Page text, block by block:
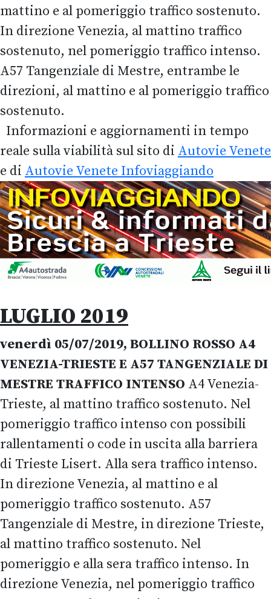
mattino e al pomeriggio traffico sostenuto.
In direzione Venezia, al mattino traffico
sostenuto, nel pomeriggio traffico intenso.
A57 Tangenziale di Mestre, entrambe le
direzioni, al mattino e al pomeriggio traffico
sostenuto.
Informazioni e aggiornamenti in tempo
reale sulla viabilità sul sito di Autovie Venete
e di Autovie Venete Infoviaggiando
LUGLIO 2019
venerdì 05/07/2019, BOLLINO ROSSO A4
VENEZIA-TRIESTE E A57 TANGENZIALE DI
MESTRE TRAFFICO INTENSO A4 Venezia-
Trieste, al mattino traffico sostenuto. Nel
pomeriggio traffico intenso con possibili
rallentamenti o code in uscita alla barriera
di Trieste Lisert. Alla sera traffico intenso.
In direzione Venezia, al mattino e al
pomeriggio traffico sostenuto. A57
Tangenziale di Mestre, in direzione Trieste,
al mattino traffico sostenuto. Nel
pomeriggio e alla sera traffico intenso. In
direzione Venezia, nel pomeriggio traffico